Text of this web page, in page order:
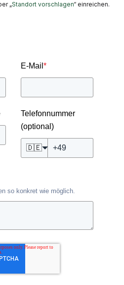
„Standort vorschlagen“ einreichen.
E-Mail *
Telefonnummer
(optional)
🇩🇪
so konkret wie möglich.